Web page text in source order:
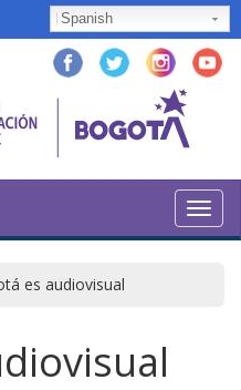
Spanish
es audiovisual